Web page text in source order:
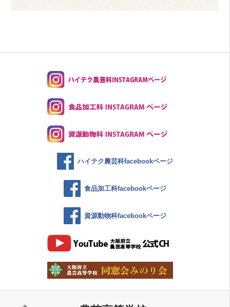
ハイテク農芸科facebookページ
食品加工科facebookページ
資源動物科facebookページ